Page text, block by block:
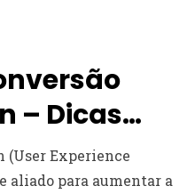
– Dicas
(User Experience
aliado para aumentar a